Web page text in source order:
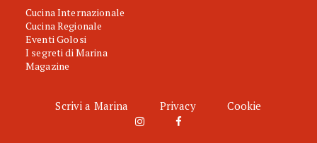
Cucina Internazionale
Cucina Regionale
Eventi Golosi
I segreti di Marina
Magazine
Scrivi a Marina Privacy Cookie